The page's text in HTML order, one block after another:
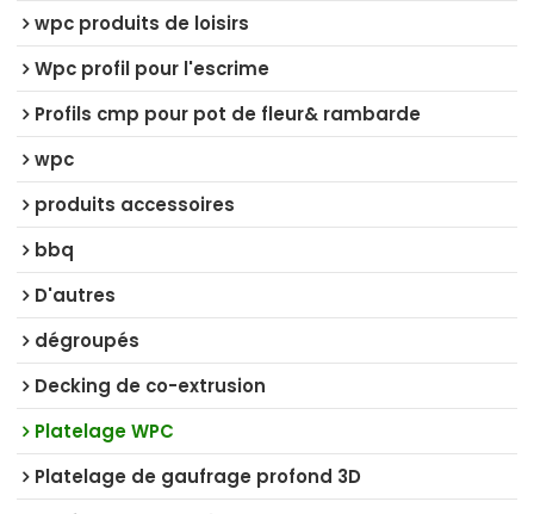
wpc produits de loisirs
Wpc profil pour l'escrime
Profils cmp pour pot de fleur& rambarde
wpc
produits accessoires
bbq
D'autres
dégroupés
Decking de co-extrusion
Platelage WPC
Platelage de gaufrage profond 3D